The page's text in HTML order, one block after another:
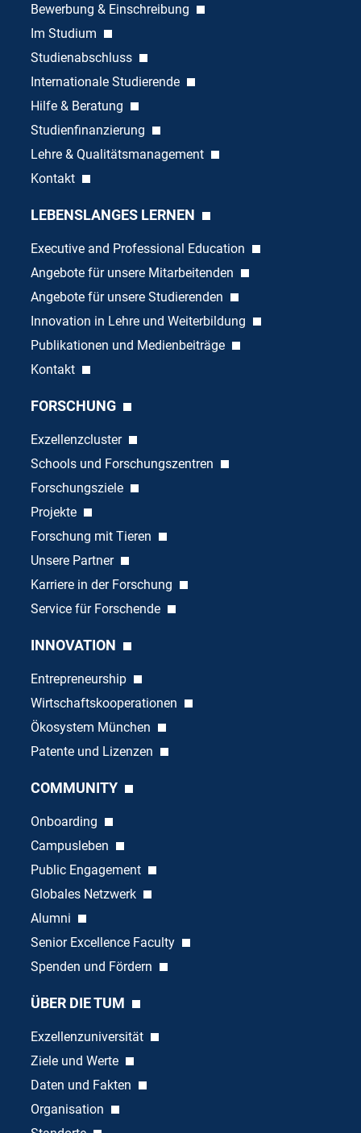
Bewerbung & Einschreibung
Im Studium
Studienabschluss
Internationale Studierende
Hilfe & Beratung
Studienfinanzierung
Lehre & Qualitätsmanagement
Kontakt
LEBENSLANGES LERNEN
Executive and Professional Education
Angebote für unsere Mitarbeitenden
Angebote für unsere Studierenden
Innovation in Lehre und Weiterbildung
Publikationen und Medienbeiträge
Kontakt
FORSCHUNG
Exzellenzcluster
Schools und Forschungszentren
Forschungsziele
Projekte
Forschung mit Tieren
Unsere Partner
Karriere in der Forschung
Service für Forschende
INNOVATION
Entrepreneurship
Wirtschaftskooperationen
Ökosystem München
Patente und Lizenzen
COMMUNITY
Onboarding
Campusleben
Public Engagement
Globales Netzwerk
Alumni
Senior Excellence Faculty
Spenden und Fördern
ÜBER DIE TUM
Exzellenzuniversität
Ziele und Werte
Daten und Fakten
Organisation